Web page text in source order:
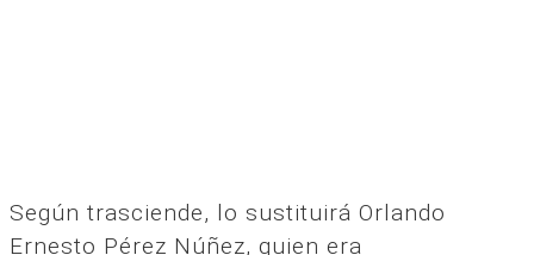
Según trasciende, lo sustituirá Orlando
Ernesto Pérez Núñez, quien era